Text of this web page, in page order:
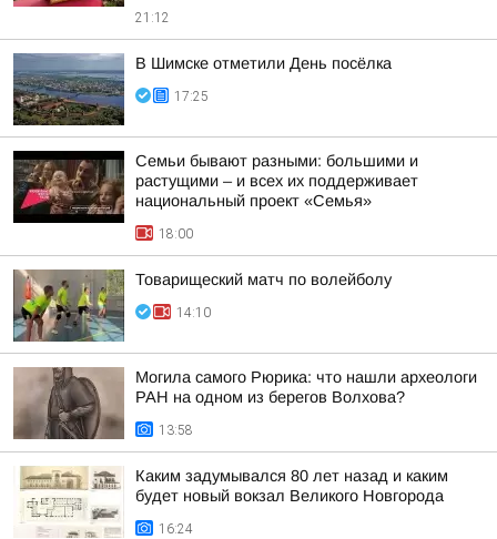
21:12
В Шимске отметили День посёлка
17:25
Семьи бывают разными: большими и
растущими – и всех их поддерживает
национальный проект «Семья»
18:00
Товарищеский матч по волейболу
14:10
Могила самого Рюрика: что нашли археологи
РАН на одном из берегов Волхова?
13:58
Каким задумывался 80 лет назад и каким
будет новый вокзал Великого Новгорода
16:24